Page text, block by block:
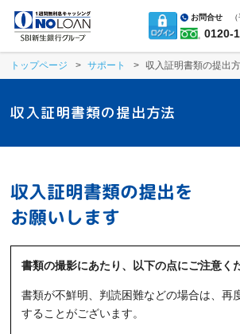
お問合せ （
0120-
トップページ サポート 収入証明書類の提出
収入証明書類の提出方法
収入証明書類の提出を
お願いします
書類の撮影にあたり、以下の点にご注意く
書類が不鮮明、判読困難などの場合は、再
することがございます。